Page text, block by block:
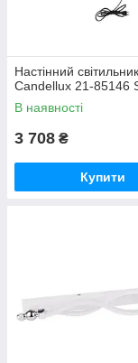
Настінний світильник
Candellux 21-85146
В наявності
3 708 ₴
Купити